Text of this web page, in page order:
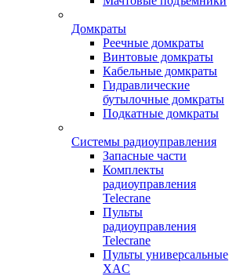
Домкраты
Реечные домкраты
Винтовые домкраты
Кабельные домкраты
Гидравлические
бутылочные домкраты
Подкатные домкраты
Системы радиоуправления
Запасные части
Комплекты
радиоуправления
Telecrane
Пульты
радиоуправления
Telecrane
Пульты универсальные
XAC